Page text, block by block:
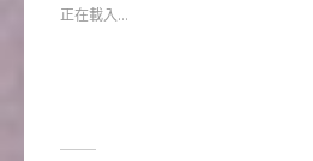
正在載入...